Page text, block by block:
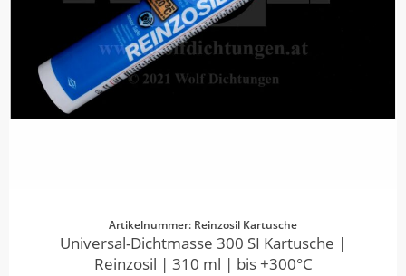
Artikelnummer: Reinzosil Kartusche
Universal-Dichtmasse 300 SI Kartusche |
Reinzosil | 310 ml | bis +300°C